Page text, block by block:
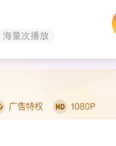
海量次播放